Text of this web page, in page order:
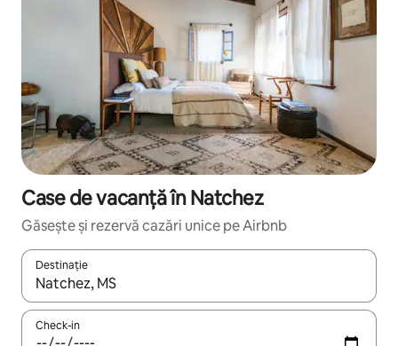
Case de vacanță în Natchez
Găsește și rezervă cazări unice pe Airbnb
Destinație
Când se încarcă rezultatele, navighează folosind tastele
Check-in